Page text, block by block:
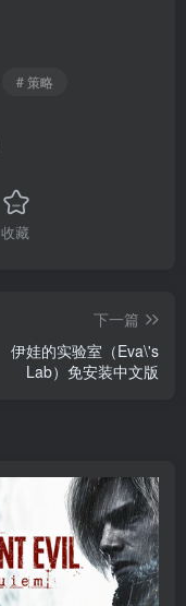
# 策略
收藏
下一篇
伊娃的实验室（Eva\'s
Lab）免安装中文版